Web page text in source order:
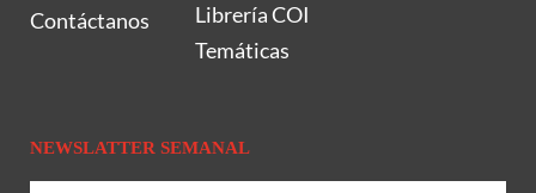
Contáctanos
Librería COI
Temáticas
NEWSLATTER SEMANAL